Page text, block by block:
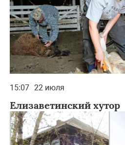
15:07 22 июля
Елизаветинский хутор